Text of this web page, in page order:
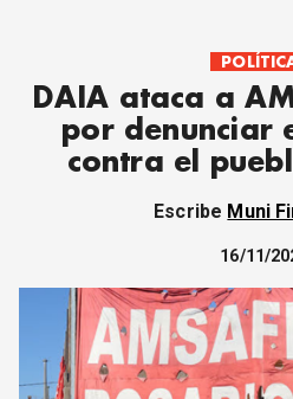
MOVIMIENTO
SOCIEDAD Y
CORREO DE
DAIA ataca a
por denunciar
contra el
Escribe Muni
16/11/